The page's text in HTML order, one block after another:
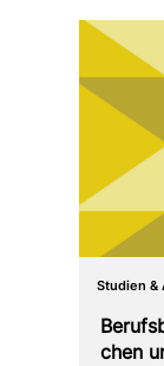
Studien &
chen